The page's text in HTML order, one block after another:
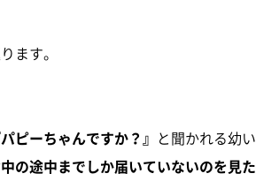
ます。
パピーちゃんですか？』 と聞かれる幼い
の途中までしか届いていないのを見た